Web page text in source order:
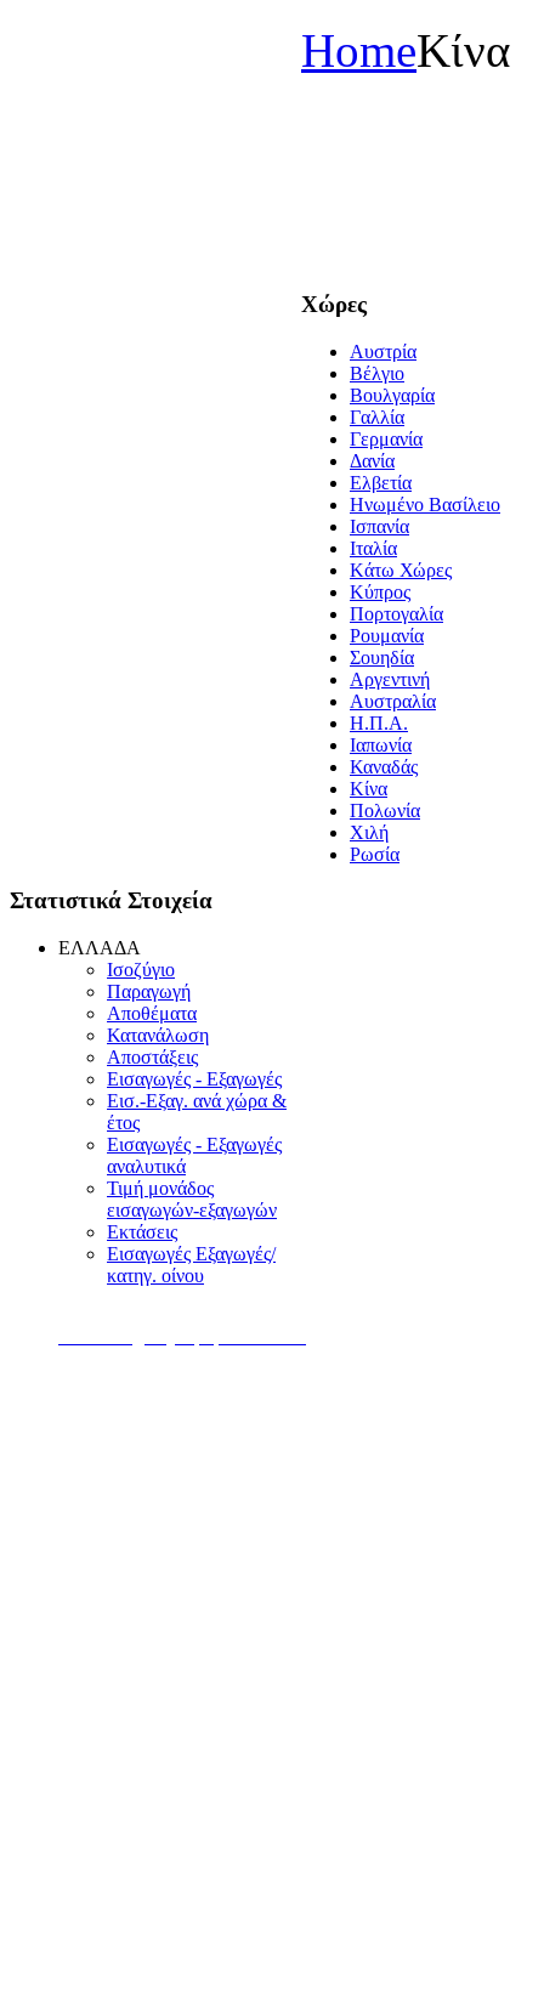
HomeΚίνα
Χώρες
Aυστρία
Bέλγιο
Boυλγαρία
Γαλλία
Γερμανία
Δανία
Ελβετία
Hνωμένο Βασίλειο
Ισπανία
Ιταλία
Kάτω Χώρες
Kύπρος
Πορτογαλία
Ρουμανία
Σουηδία
Aργεντινή
Aυστραλία
H.Π.Α.
Iαπωνία
Καναδάς
Κίνα
Πολωνία
Xιλή
Ρωσία
Στατιστικά Στοιχεία
EΛΛAΔA
Ισοζύγιο
Παραγωγή
Αποθέματα
Κατανάλωση
Αποστάξεις
Εισαγωγές - Εξαγωγές
Εισ.-Εξαγ. ανά χώρα &
έτος
Eισαγωγές - Eξαγωγές
αναλυτικά
Τιμή μονάδος
εισαγωγών-εξαγωγών
Eκτάσεις
Εισαγωγές Εξαγωγές/
κατηγ. οίνου